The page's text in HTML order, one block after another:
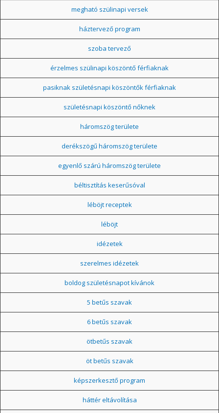
megható szülinapi versek
háztervező program
szoba tervező
érzelmes szülinapi köszöntő férfiaknak
pasiknak születésnapi köszöntők férfiaknak
születésnapi köszöntő nőknek
háromszög területe
derékszögű háromszög területe
egyenlő szárú háromszög területe
béltisztítás keserűsóval
léböjt receptek
léböjt
idézetek
szerelmes idézetek
boldog születésnapot kívánok
5 betűs szavak
6 betűs szavak
ötbetűs szavak
öt betűs szavak
képszerkesztő program
háttér eltávolítása